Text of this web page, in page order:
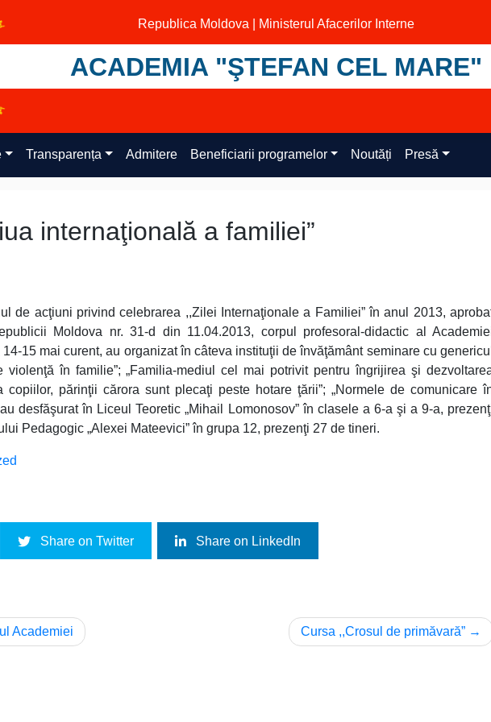
Republica Moldova | Ministerul Afacerilor Interne
ACADEMIA "ŞTEFAN CEL MARE"
Transparența Admitere Beneficiarii programelor Noutăți Presă
internaţională a familiei”
de acţiuni privind celebrarea ,,Zilei Internaţionale a Familiei” în anul 2013,
Moldova nr. 31-d din 11.04.2013, corpul profesoral-didactic al
15 mai curent, au organizat în câteva instituţii de învăţământ seminare cu genericul
violenţă în familie”; „Familia-mediul cel mai potrivit pentru îngrijirea şi
copiilor, părinţii cărora sunt plecaţi peste hotare ţării”; „Normele de comunicare
desfăşurat în Liceul Teoretic „Mihail Lomonosov” în clasele a 6-a şi a 9-a,
Pedagogic „Alexei Mateevici” în grupa 12, prezenţi 27 de tineri.
Share on Twitter Share on LinkedIn
Academiei Cursa ,,Crosul de primăvară”